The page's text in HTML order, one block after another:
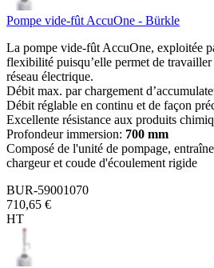
Pompe vide-fût AccuOne - Bürkle
La pompe vide-fût AccuOne, exploitée
flexibilité puisqu’elle permet de
réseau électrique.
Débit max. par chargement
Débit réglable en continu et de façon
Excellente résistance aux produits
Profondeur immersion: 700 mm
Composé de l'unité de pompage,
chargeur et coude d'écoulement rigide
BUR-59001070
710,65 €
HT